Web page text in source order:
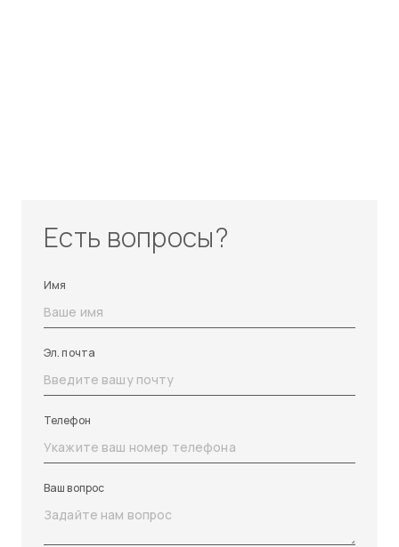
Есть вопросы?
Имя
Эл. почта
Телефон
Ваш вопрос